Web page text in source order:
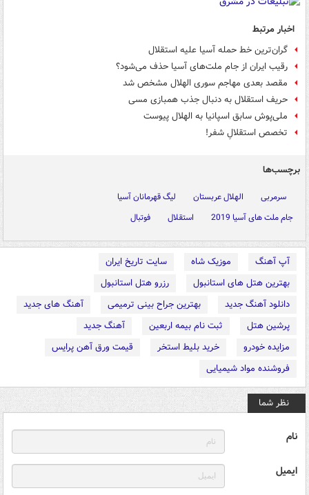
اخبار مرتبط
گران‌ترین خط حمله آسیا علیه استقلال
رقیب ایران از جام ملت‌های آسیا حذف می‌شود؟
مقصد بعدی مهاجم سوری الهلال مشخص شد
حریف استقلال به دنبال جذب همبازی مسی
ملی‌پوش سابق اسپانیا به الهلال پیوست
تخصص استقلالِ شفر!
برچسب‌ها
سرمربی الهلال عربستان
لیگ قهرمانان آسیا
جام ملت های آسیا 2019
استقلال فوتبال
آپ آهنگ موزیک شاه
سایت تاریخ ایران
بهترین هتل های استانبول
رزرو هتل استانبول
دانلود آهنگ جدید
بهترین جراح بینی ترمیمی
آهنگ های جدید
پرشین هتل
ثبت نام بیمه اربعین
آهنگ جدید
مزایده خودرو
خرید بلیط استخر
قیمت ورق آهن پرایس
فروشنده مواد شیمیایی
نظر شما
نام
ایمیل